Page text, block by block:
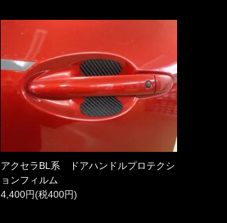
アクセラBL系 ドアハンドルプロテクシ
ョンフィルム
4,400円(税400円)